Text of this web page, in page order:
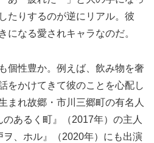
たりするのが逆にリアル。彼
になる愛されキャラなのだ。
個性豊か。例えば、飲み物を奢
をかけてきて彼のことを心配し
まれ故郷・市川三郷町の有名人
あるく町』（2017年）の主人
、ホル』（2020年）にも出演